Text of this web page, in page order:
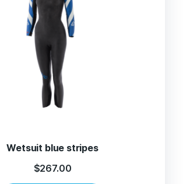
Wetsuit blue stripes
$267.00